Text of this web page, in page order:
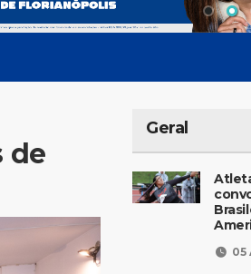
de
Geral
05